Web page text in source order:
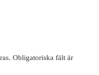
Obligatoriska fält är